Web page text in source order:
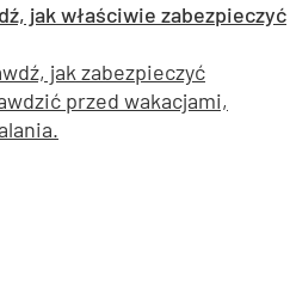
jak właściwie zabezpieczyć
jak zabezpieczyć
przed wakacjami,